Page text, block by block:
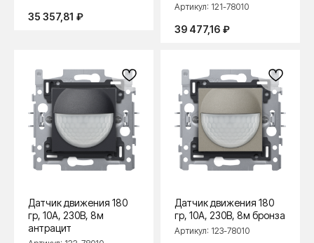
35 357,81 ₽
Артикул: 121-78010
39 477,16 ₽
Датчик движения 180
гр, 10А, 230В, 8м
антрацит
Датчик движения 180
гр, 10А, 230В, 8м бронза
Артикул: 123-78010
О ФАБРИКЕ МАТЕРИАЛЫ
Розетки и выключатели
Розетки и выключатели Rocker
Серия для улицы
Niko Home Control
Интернет-магазин